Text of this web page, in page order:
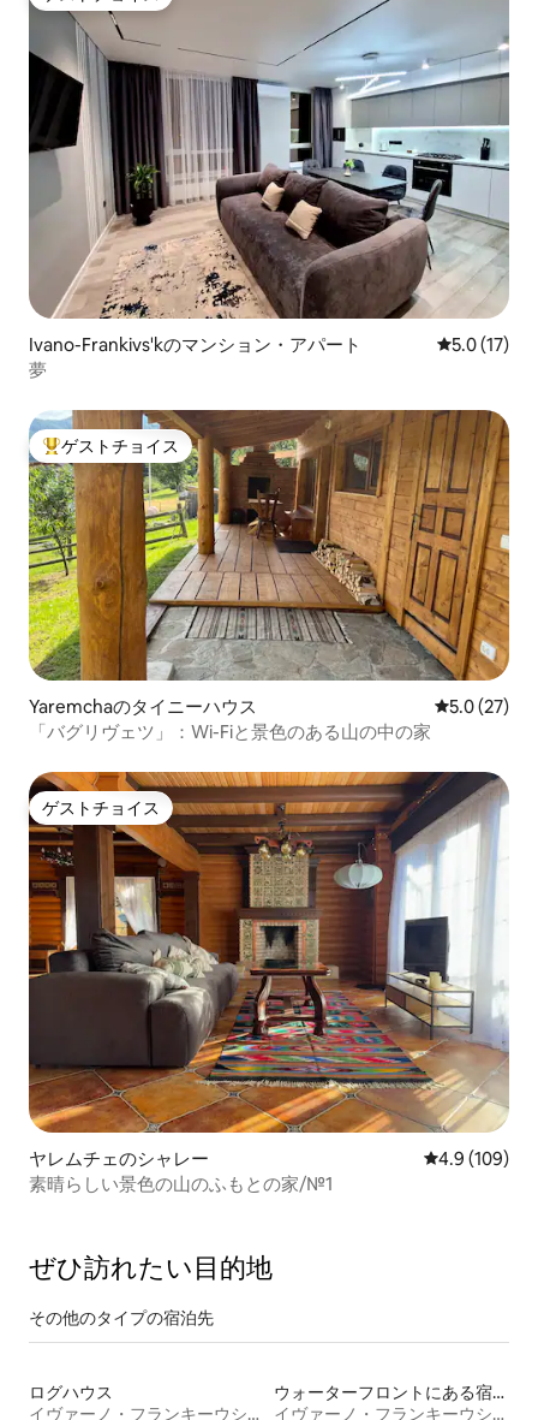
ゲストチョイス
Ivano-Frankivs'kのマンション・アパート レビュー17
5.0 (17)
夢
大好評のゲストチョイスです。
ゲストチョイス
Yaremchaのタイニーハウス レビュー27
5.0 (27)
「バグリヴェツ」：Wi-Fiと景色のある山の中の家
ゲストチョイス
ゲストチョイス
ヤレムチェのシャレー レビュー109
4.9 (109)
素晴らしい景色の山のふもとの家/№1
ぜひ訪⁠れ⁠た⁠い目⁠的⁠地
その他のタ⁠イ⁠プ⁠の宿⁠泊⁠先
ログハウス
イヴァーノ・フランキーウシク州
ウォーターフロントにある宿泊施設
イヴァーノ・フランキーウシク州